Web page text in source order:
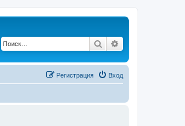
Поиск
Вход
Регистрация